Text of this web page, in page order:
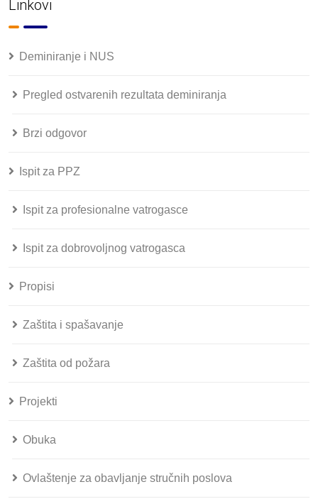
Linkovi
Deminiranje i NUS
Pregled ostvarenih rezultata deminiranja
Brzi odgovor
Ispit za PPZ
Ispit za profesionalne vatrogasce
Ispit za dobrovoljnog vatrogasca
Propisi
Zaštita i spašavanje
Zaštita od požara
Projekti
Obuka
Ovlaštenje za obavljanje stručnih poslova